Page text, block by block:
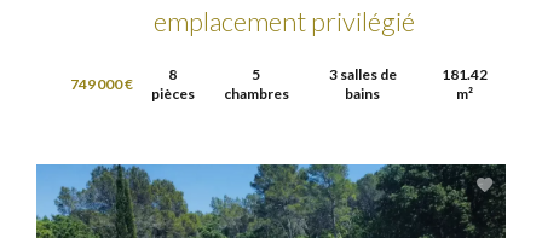
emplacement privilégié
749 000 €
8
pièces
5
chambres
3 salles de
bains
181.42
m²